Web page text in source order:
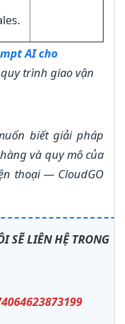
AI cho
trình giao vận
biết giải pháp
và quy mô của
thoại — CloudGO
SẼ LIÊN HỆ TRONG